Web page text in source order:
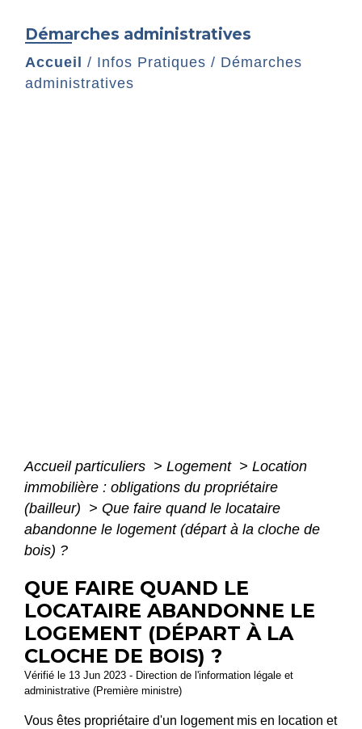
Démarches administratives
Accueil / Infos Pratiques / Démarches
administratives
Accueil particuliers > Logement > Location
immobilière : obligations du propriétaire
(bailleur) > Que faire quand le locataire
abandonne le logement (départ à la cloche de
bois) ?
QUE FAIRE QUAND LE
LOCATAIRE ABANDONNE LE
LOGEMENT (DÉPART À LA
CLOCHE DE BOIS) ?
Vérifié le 13 Jun 2023 - Direction de l'information légale et
administrative (Première ministre)
Vous êtes propriétaire d'un logement mis en location et